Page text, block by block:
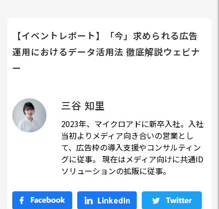
【イベントレポート】「今」求められる広告
運用におけるデータ活用法 徹底解説ウェビナ
ー
三谷 知里
2023年、マイクロアドに新卒入社。入社
当初よりメディア向き合いの営業とし
て、広告枠の導入支援やコンサルティン
グに従事。 現在はメディア向けに共通ID
ソリューションの拡販に従事。